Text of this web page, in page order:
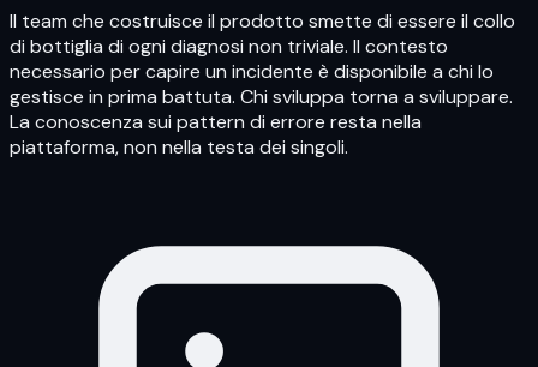
Il team che costruisce il prodotto smette di essere il collo
di bottiglia di ogni diagnosi non triviale. Il contesto
necessario per capire un incidente è disponibile a chi lo
gestisce in prima battuta. Chi sviluppa torna a sviluppare.
La conoscenza sui pattern di errore resta nella
piattaforma, non nella testa dei singoli.